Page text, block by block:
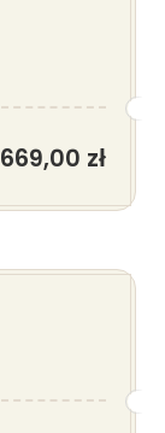
669,00 zł